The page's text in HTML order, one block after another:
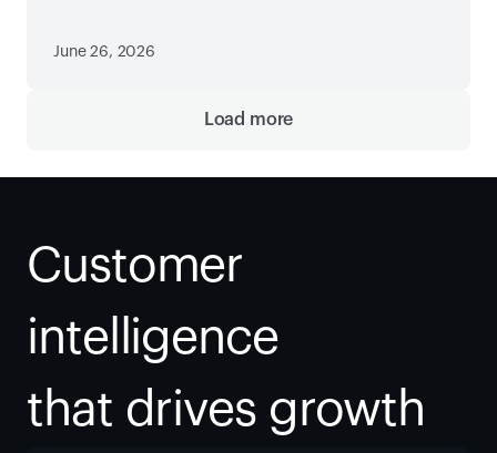
June 26, 2026
Load more
Customer
intelligence
that drives growth